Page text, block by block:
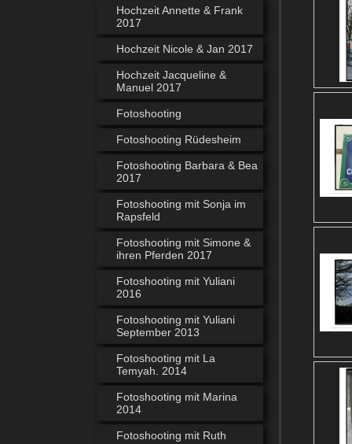
Hochzeit Annette & Frank
2017
Hochzeit Nicole & Jan 2017
Hochzeit Jacqueline &
Manuel 2017
Fotoshooting
Fotoshooting Rüdesheim
Fotoshooting Barbara & Bea
2017
Fotoshooting mit Sonja im
Rapsfeld
Fotoshooting mit Simone &
ihren Pferden 2017
Fotoshooting mit Yuliani
2016
Fotoshooting mit Yuliani
September 2013
Fotoshooting mit La
Temyah. 2014
Fotoshooting mit Marina
2014
Fotoshooting mit Ruth